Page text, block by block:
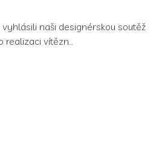
naši designérskou soutěž
vítězn...